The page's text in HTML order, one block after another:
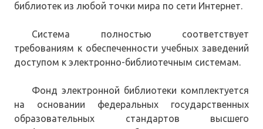
библиотек из любой точки мира по сети Интернет.
Система полностью соответствует
требованиям к обеспеченности учебных заведений
доступом к электронно-библиотечным системам.
Фонд электронной библиотеки комплектуется
на основании федеральных государственных
образовательных стандартов высшего